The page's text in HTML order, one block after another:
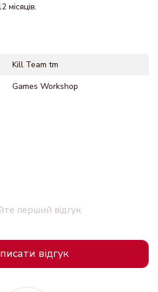
місяців.
Kill Team tm
Games Workshop
перший відгук
відгук